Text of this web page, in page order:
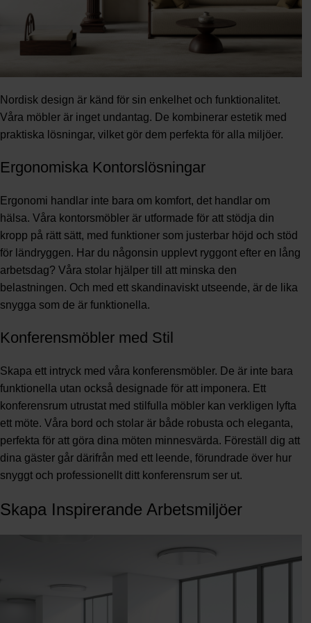
Nordisk design är känd för sin enkelhet och funktionalitet.
Våra möbler är inget undantag. De kombinerar estetik med
praktiska lösningar, vilket gör dem perfekta för alla miljöer.
Ergonomiska Kontorslösningar
Ergonomi handlar inte bara om komfort, det handlar om
hälsa. Våra kontorsmöbler är utformade för att stödja din
kropp på rätt sätt, med funktioner som justerbar höjd och stöd
för ländryggen. Har du någonsin upplevt ryggont efter en lång
arbetsdag? Våra stolar hjälper till att minska den
belastningen. Och med ett skandinaviskt utseende, är de lika
snygga som de är funktionella.
Konferensmöbler med Stil
Skapa ett intryck med våra konferensmöbler. De är inte bara
funktionella utan också designade för att imponera. Ett
konferensrum utrustat med stilfulla möbler kan verkligen lyfta
ett möte. Våra bord och stolar är både robusta och eleganta,
perfekta för att göra dina möten minnesvärda. Föreställ dig att
dina gäster går därifrån med ett leende, förundrade över hur
snyggt och professionellt ditt konferensrum ser ut.
Skapa Inspirerande Arbetsmiljöer